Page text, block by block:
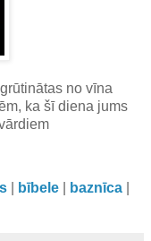
no vīna
ka šī diena jums
bībele baznīca